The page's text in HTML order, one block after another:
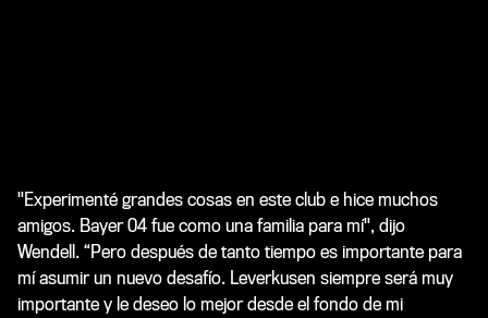
"Experimenté grandes cosas en este club e hice muchos
amigos. Bayer 04 fue como una familia para mí", dijo
Wendell. “Pero después de tanto tiempo es importante para
mí asumir un nuevo desafío. Leverkusen siempre será muy
importante y le deseo lo mejor desde el fondo de mi